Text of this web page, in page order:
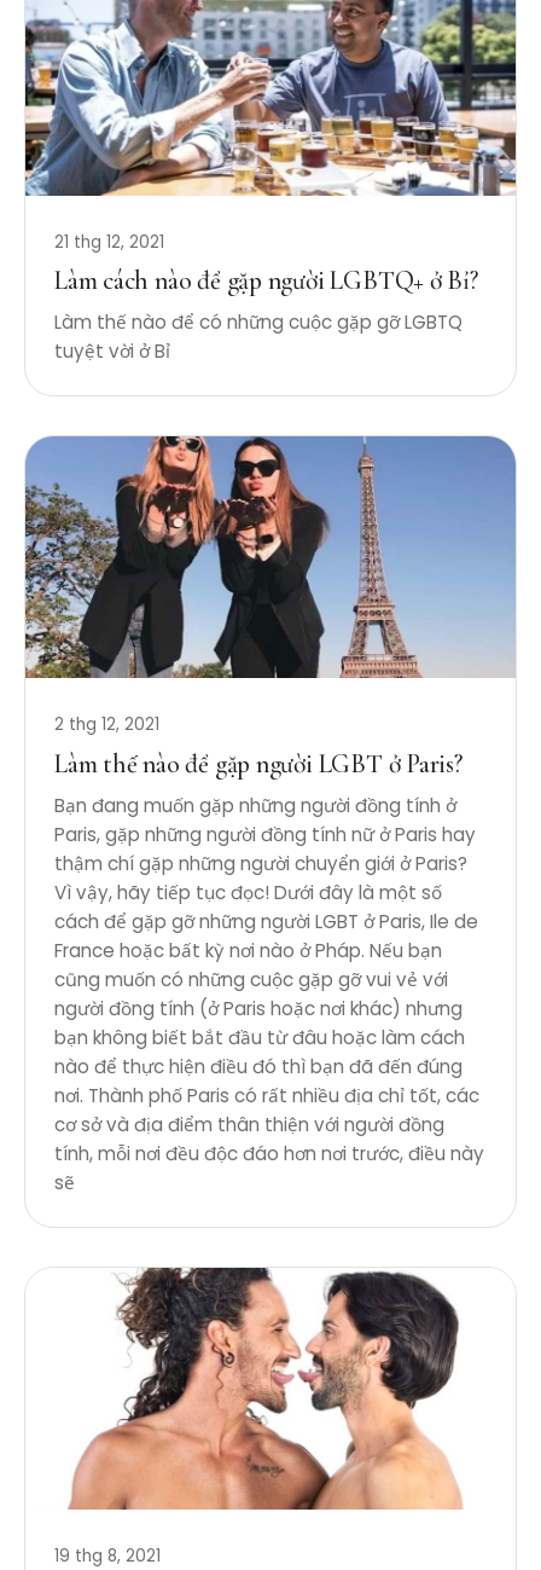
21 thg 12, 2021
Làm cách nào để gặp người LGBTQ+ ở Bỉ?
Làm thế nào để có những cuộc gặp gỡ LGBTQ
tuyệt vời ở Bỉ
2 thg 12, 2021
Làm thế nào để gặp người LGBT ở Paris?
Bạn đang muốn gặp những người đồng tính ở
Paris, gặp những người đồng tính nữ ở Paris hay
thậm chí gặp những người chuyển giới ở Paris?
Vì vậy, hãy tiếp tục đọc! Dưới đây là một số
cách để gặp gỡ những người LGBT ở Paris, Ile de
France hoặc bất kỳ nơi nào ở Pháp. Nếu bạn
cũng muốn có những cuộc gặp gỡ vui vẻ với
người đồng tính (ở Paris hoặc nơi khác) nhưng
bạn không biết bắt đầu từ đâu hoặc làm cách
nào để thực hiện điều đó thì bạn đã đến đúng
nơi. Thành phố Paris có rất nhiều địa chỉ tốt, các
cơ sở và địa điểm thân thiện với người đồng
tính, mỗi nơi đều độc đáo hơn nơi trước, điều này
sẽ
19 thg 8, 2021